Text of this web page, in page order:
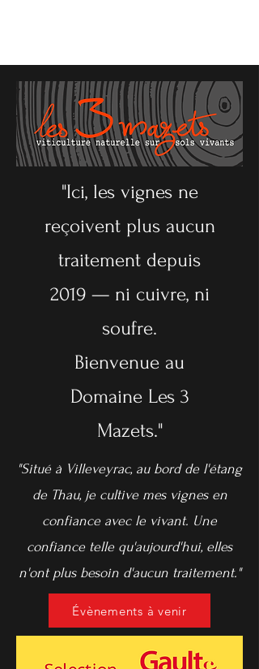
"Ici, les vignes ne
reçoivent plus aucun
traitement depuis
2019 — ni cuivre, ni
soufre.
Bienvenue au
Domaine Les 3
Mazets."
"Situé à Villeveyrac, au bord de l'étang
de Thau, je cultive mes vignes en
confiance avec le vivant. Une
confiance telle qu'aujourd'hui, elles
n'ont plus besoin d'aucun traitement."
Évènements à venir